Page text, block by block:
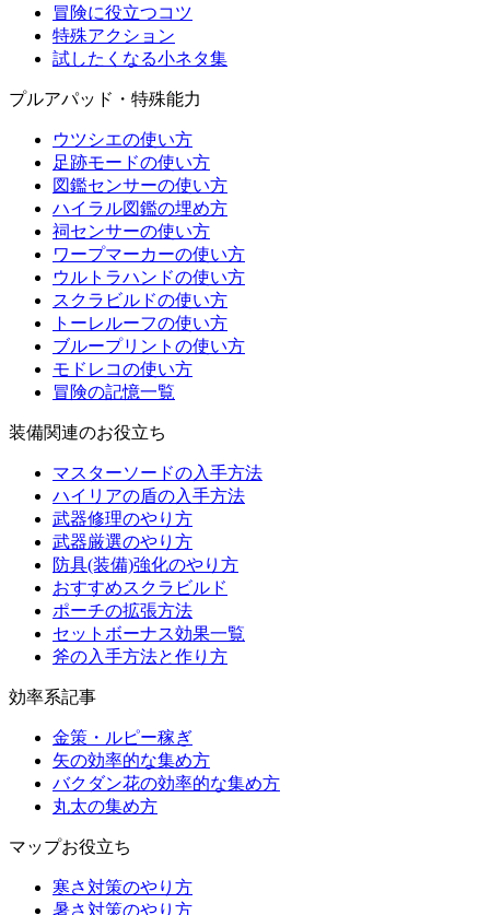
冒険に役立つコツ
特殊アクション
試したくなる小ネタ集
プルアパッド・特殊能力
ウツシエの使い方
足跡モードの使い方
図鑑センサーの使い方
ハイラル図鑑の埋め方
祠センサーの使い方
ワープマーカーの使い方
ウルトラハンドの使い方
スクラビルドの使い方
トーレルーフの使い方
ブループリントの使い方
モドレコの使い方
冒険の記憶一覧
装備関連のお役立ち
マスターソードの入手方法
ハイリアの盾の入手方法
武器修理のやり方
武器厳選のやり方
防具(装備)強化のやり方
おすすめスクラビルド
ポーチの拡張方法
セットボーナス効果一覧
斧の入手方法と作り方
効率系記事
金策・ルピー稼ぎ
矢の効率的な集め方
バクダン花の効率的な集め方
丸太の集め方
マップお役立ち
寒さ対策のやり方
暑さ対策のやり方